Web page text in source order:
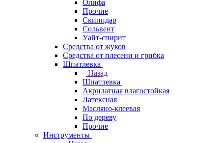
Олифа
Прочие
Скипидар
Сольвент
Уайт-спирит
Средства от жуков
Средства от плесени и грибка
Шпатлевка
Назад
Шпатлевка
Акрилатная влагостойкая
Латексная
Масляно-клеевая
По дереву
Прочие
Инструменты